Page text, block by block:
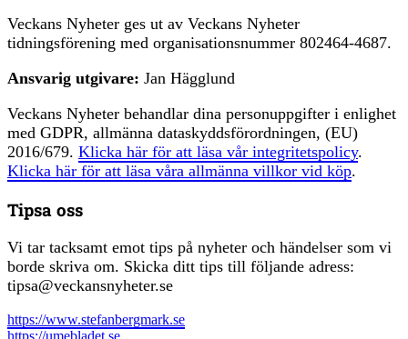
Veckans Nyheter ges ut av Veckans Nyheter
tidningsförening med organisationsnummer 802464-4687.
Ansvarig utgivare: Jan Hägglund
Veckans Nyheter behandlar dina personuppgifter i enlighet
med GDPR, allmänna dataskyddsförordningen, (EU)
2016/679. Klicka här för att läsa vår integritetspolicy.
Klicka här för att läsa våra allmänna villkor vid köp.
Tipsa oss
Vi tar tacksamt emot tips på nyheter och händelser som vi
borde skriva om. Skicka ditt tips till följande adress:
tipsa@veckansnyheter.se
https://www.stefanbergmark.se
https://umebladet.se